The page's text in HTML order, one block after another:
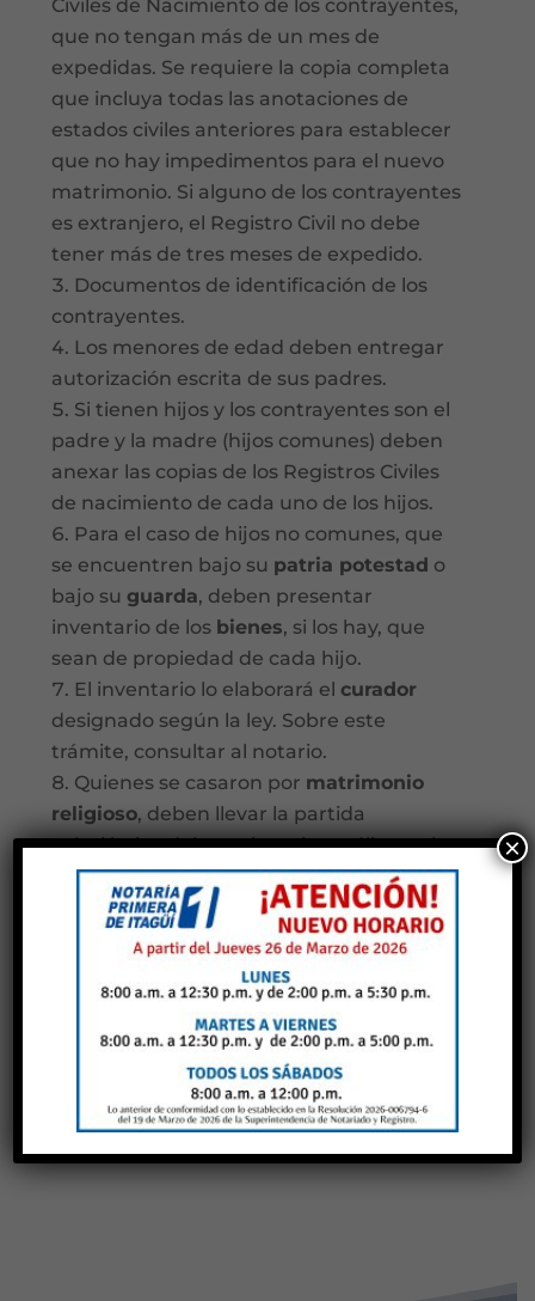
Civiles de Nacimiento de los contrayentes,
que no tengan más de un mes de
expedidas. Se requiere la copia completa
que incluya todas las anotaciones de
estados civiles anteriores para establecer
que no hay impedimentos para el nuevo
matrimonio. Si alguno de los contrayentes
es extranjero, el Registro Civil no debe
tener más de tres meses de expedido.
Documentos de identificación de los
contrayentes.
Los menores de edad deben entregar
autorización escrita de sus padres.
Si tienen hijos y los contrayentes son el
padre y la madre (hijos comunes) deben
anexar las copias de los Registros Civiles
de nacimiento de cada uno de los hijos.
Para el caso de hijos no comunes, que
se encuentren bajo su patria potestad o
bajo suguarda, deben presentar
inventario de los bienes, si los hay, que
sean de propiedad de cada hijo.
El inventario lo elaborará elcurador
designado según la ley. Sobre este
trámite, consultar al notario.
Quienes se casaron por matrimonio
religioso, deben llevar la partida
eclesiástica del matrimonio católico o el
certificado de la religión reconocida por el
Estado, para que se haga el Registro Civil
en notaría o en la Registraduría.
Tiempo estimado de entrega:Consulte
con el notario, dado que la celebración del
matrimonio depende del cumplimiento
de los requisitos legales.
×